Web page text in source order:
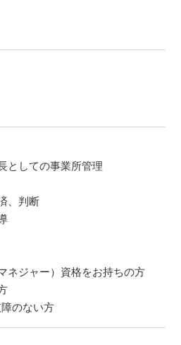
としての事業所管理
、判断
ネジャー）資格をお持ちの方
のない方